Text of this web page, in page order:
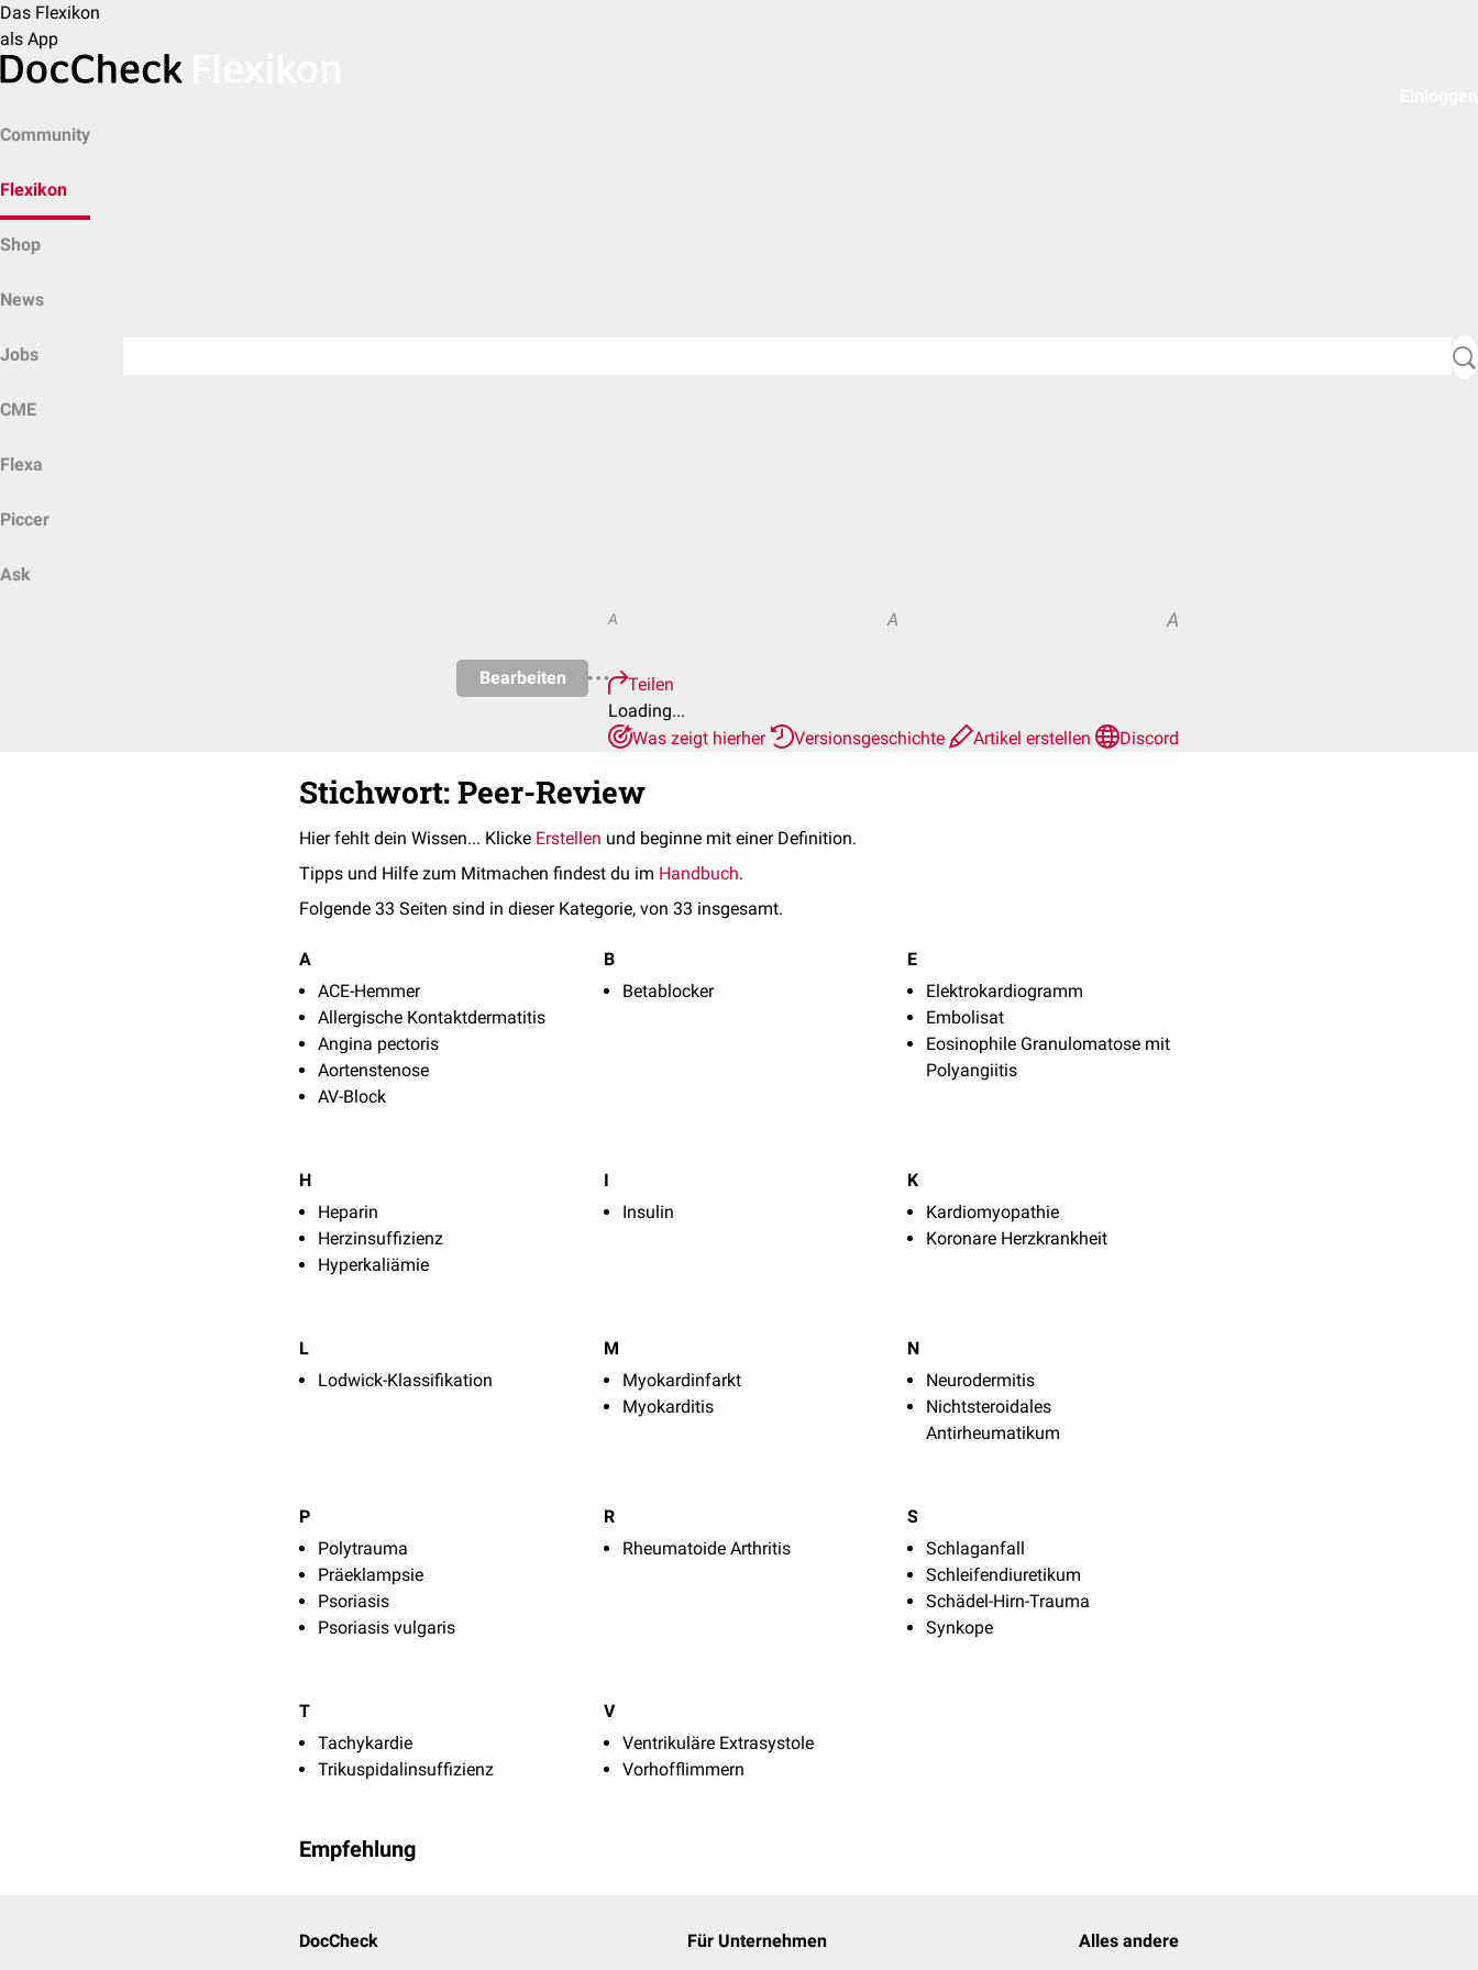
Das Flexikon
als App
Community
Flexikon
Shop
News
Jobs
CME
Flexa
Piccer
Ask
Bearbeiten
A A A
Teilen
Loading...
Was zeigt hierher
Versionsgeschichte Artikel erstellen Discord
Stichwort: Peer-Review
Hier fehlt dein Wissen... Klicke Erstellen und beginne mit einer Definition.
Tipps und Hilfe zum Mitmachen findest du im Handbuch.
Folgende 33 Seiten sind in dieser Kategorie, von 33 insgesamt.
A
ACE-Hemmer
Allergische Kontaktdermatitis
Angina pectoris
Aortenstenose
AV-Block
B
Betablocker
E
Elektrokardiogramm
Embolisat
Eosinophile Granulomatose mit
Polyangiitis
H
Heparin
Herzinsuffizienz
Hyperkaliämie
I
Insulin
K
Kardiomyopathie
Koronare Herzkrankheit
L
Lodwick-Klassifikation
M
Myokardinfarkt
Myokarditis
N
Neurodermitis
Nichtsteroidales
Antirheumatikum
P
Polytrauma
Präeklampsie
Psoriasis
Psoriasis vulgaris
R
Rheumatoide Arthritis
S
Schlaganfall
Schleifendiuretikum
Schädel-Hirn-Trauma
Synkope
T
Tachykardie
Trikuspidalinsuffizienz
V
Ventrikuläre Extrasystole
Vorhofflimmern
Empfehlung
DocCheck Für Unternehmen Alles andere